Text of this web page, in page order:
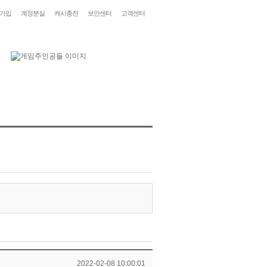
입 계정분실 캐시충전 보안센터 고객센터
2022-02-08 10:00:01